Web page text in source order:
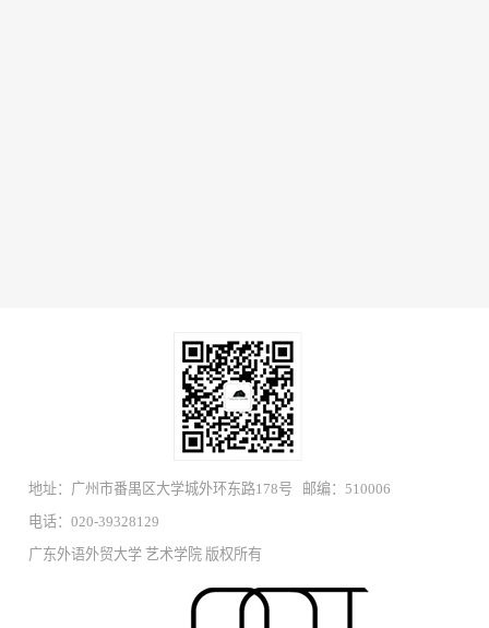
地址：广州市番禺区大学城外环东路178号 邮编：510006
电话：020-39328129
广东外语外贸大学 艺术学院 版权所有